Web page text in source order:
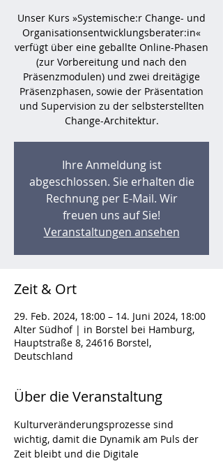
Unser Kurs »Systemische:r Change- und
Organisationsentwicklungsberater:in«
verfügt über eine geballte Online-Phasen
(zur Vorbereitung und nach den
Präsenzmodulen) und zwei dreitägige
Präsenzphasen, sowie der Präsentation
und Supervision zu der selbsterstellten
Change-Architektur.
Ihre Anmeldung ist
abgeschlossen. Sie erhalten die
Rechnung per E-Mail. Wir
freuen uns auf Sie!
Veranstaltungen ansehen
Zeit & Ort
29. Feb. 2024, 18:00 – 14. Juni 2024, 18:00
Alter Südhof | in Borstel bei Hamburg,
Hauptstraße 8, 24616 Borstel,
Deutschland
Über die Veranstaltung
Kulturveränderungsprozesse sind
wichtig, damit die Dynamik am Puls der
Zeit bleibt und die Digitale